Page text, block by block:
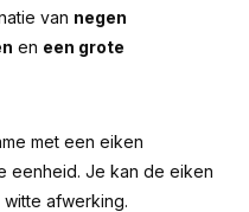
van negen
en een grote
met een eiken
eenheid. Je kan de eiken
afwerking.